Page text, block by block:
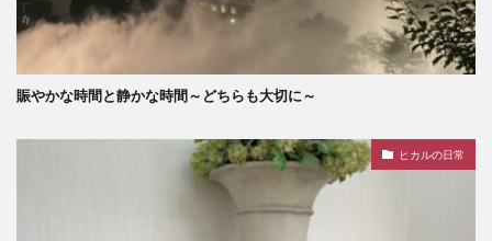
賑やかな時間と静かな時間～どちらも大切に～
ヒカルの日常